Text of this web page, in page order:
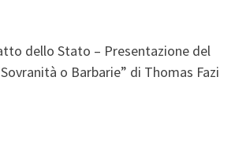
dello Stato – Presentazione del
o Barbarie” di Thomas Fazi